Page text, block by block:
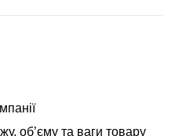
об’єму та ваги товару